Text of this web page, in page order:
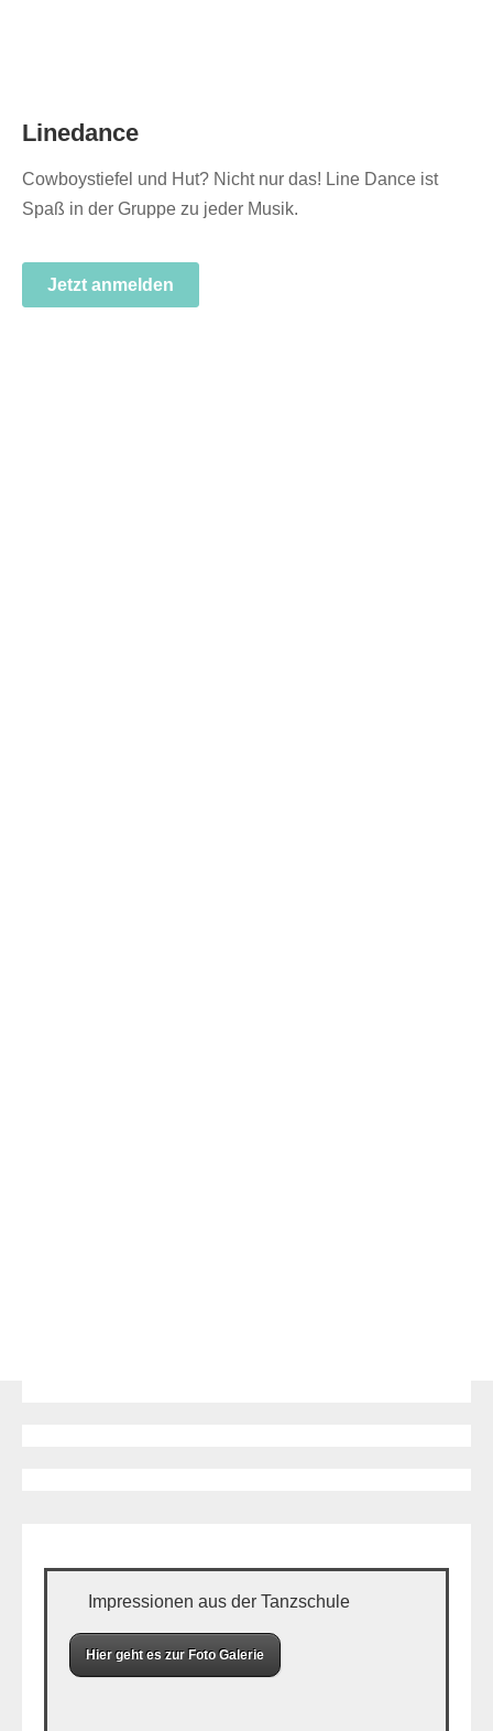
Linedance
Cowboystiefel und Hut? Nicht nur das! Line Dance ist
Spaß in der Gruppe zu jeder Musik.
Jetzt anmelden
Impressionen aus der Tanzschule
Hier geht es zur Foto Galerie